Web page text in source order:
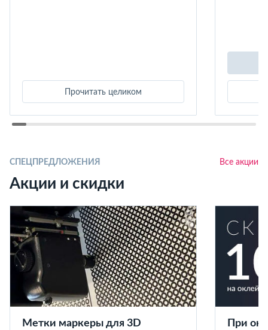
Прочитать целиком
СПЕЦПРЕДЛОЖЕНИЯ Все акции
Акции и скидки
Метки маркеры для 3D
При